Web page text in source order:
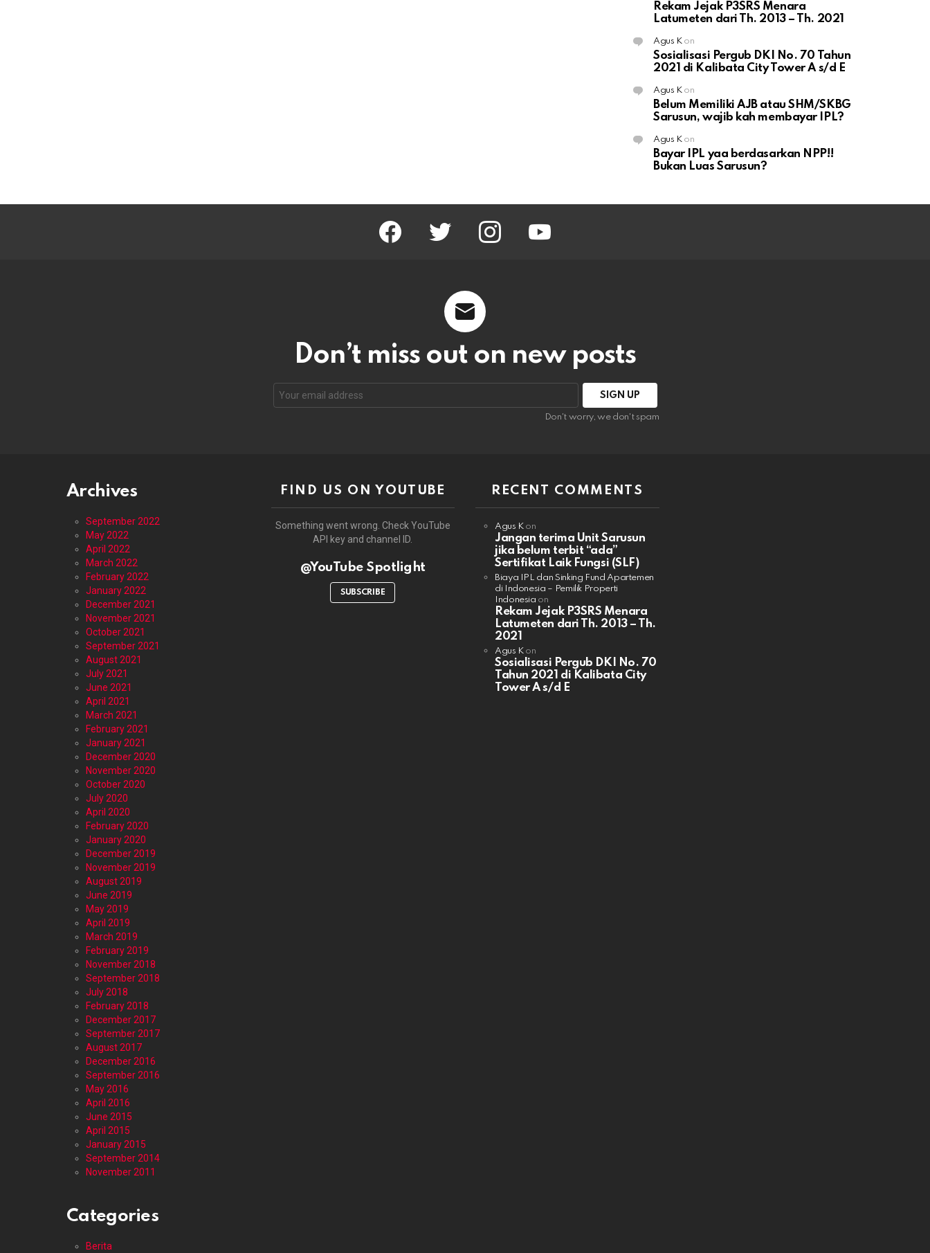
Rekam Jejak P3SRS Menara
Latumeten dari Th. 2013 – Th. 2021
Agus Kon
Sosialisasi Pergub DKI No. 70 Tahun
2021 di Kalibata City Tower A s/d E
Agus Kon
Belum Memiliki AJB atau SHM/SKBG
Sarusun, wajib kah membayar IPL?
Agus Kon
Bayar IPL yaa berdasarkan NPP!!
Bukan Luas Sarusun?
facebook twitter instagram youtube
Don’t miss out on new posts
address:
Don't worry, we don't spam
Archives
September 2022
May 2022
April 2022
March 2022
February 2022
January 2022
December 2021
November 2021
October 2021
September 2021
August 2021
July 2021
June 2021
April 2021
March 2021
February 2021
January 2021
December 2020
November 2020
October 2020
July 2020
April 2020
February 2020
January 2020
December 2019
November 2019
August 2019
June 2019
May 2019
April 2019
March 2019
February 2019
November 2018
September 2018
July 2018
February 2018
December 2017
September 2017
August 2017
December 2016
September 2016
May 2016
April 2016
June 2015
April 2015
January 2015
September 2014
November 2011
Categories
Berita
FIND US ON YOUTUBE
Something went wrong. Check YouTube
API key and channel ID.
@YouTube Spotlight
SUBSCRIBE
RECENT COMMENTS
Agus Kon
Jangan terima Unit Sarusun
jika belum terbit “ada”
Sertifikat Laik Fungsi (SLF)
Biaya IPL dan Sinking Fund Apartemen
di Indonesia – Pemilik Properti
Indonesia on
Rekam Jejak P3SRS Menara
Latumeten dari Th. 2013 – Th.
2021
Agus Kon
Sosialisasi Pergub DKI No. 70
Tahun 2021 di Kalibata City
Tower A s/d E